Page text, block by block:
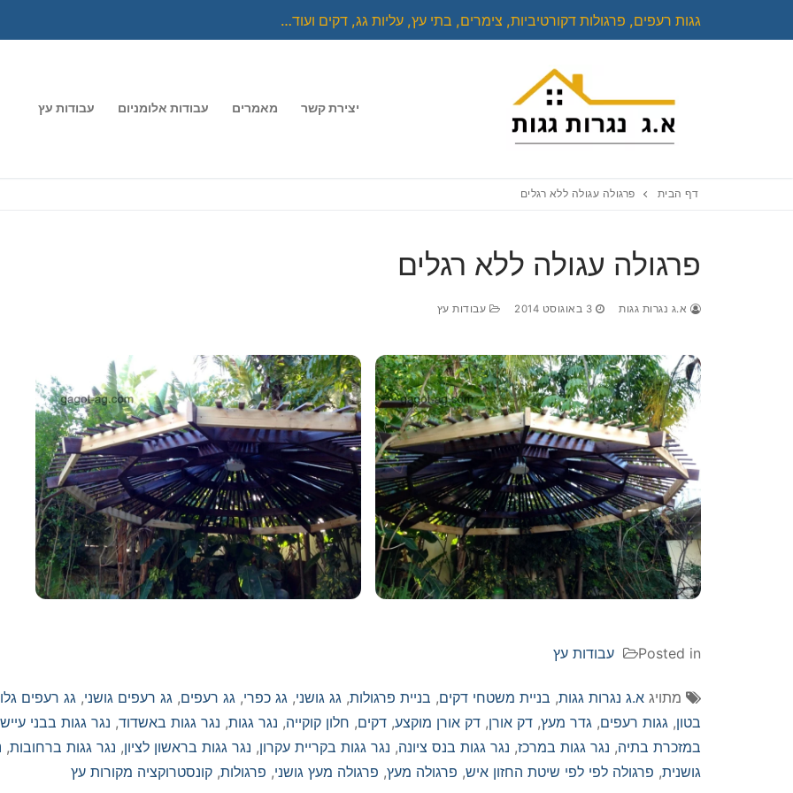
לתוכן
גגות רעפים, פרגולות דקורטיביות, צימרים, בתי עץ, עליות גג, דקים ועוד…
יצירת קשר מאמרים עבודות אלומניום עבודות עץ
דף הבית פרגולה עגולה ללא רגלים
פרגולה עגולה ללא רגלים
א.ג נגרות גגות 3 באוגוסט 2014 עבודות עץ
Posted in עבודות עץ
מתויג א.ג נגרות גגות, בניית משטחי דקים, בניית פרגולות, גג גושני, גג כפרי, גג רעפים, גג רעפים גושני, גג רעפים
בטון, גגות רעפים, גדר מעץ, דק אורן, דק אורן מוקצע, דקים, חלון קוקייה, נגר גגות, נגר גגות באשדוד, נגר גגות בבני עייש
במזכרת בתיה, נגר גגות במרכז, נגר גגות בנס ציונה, נגר גגות בקריית עקרון, נגר גגות בראשון לציון, נגר גגות ברחובות,
גושנית, פרגולה לפי לפי שיטת החזון איש, פרגולה מעץ, פרגולה מעץ גושני, פרגולות, קונסטרוקציה מקורות עץ